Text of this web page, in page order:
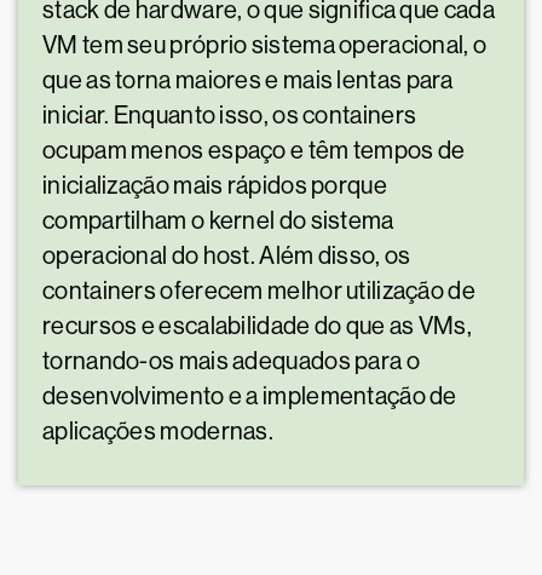
stack de hardware, o que significa que cada
VM tem seu próprio sistema operacional, o
que as torna maiores e mais lentas para
iniciar. Enquanto isso, os containers
ocupam menos espaço e têm tempos de
inicialização mais rápidos porque
compartilham o kernel do sistema
operacional do host. Além disso, os
containers oferecem melhor utilização de
recursos e escalabilidade do que as VMs,
tornando-os mais adequados para o
desenvolvimento e a implementação de
aplicações modernas.